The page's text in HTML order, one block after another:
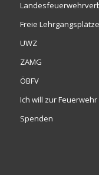
Freie Lehrgangsplätze
UWZ
ZAMG
ÖBFV
Ich will zur Feuerwehr
Spenden